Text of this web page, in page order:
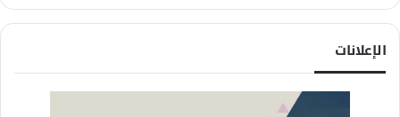
الإعلانات